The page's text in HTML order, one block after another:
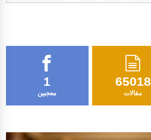
1
معجبين
65018
مقالات